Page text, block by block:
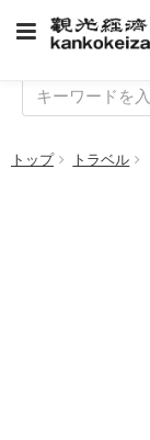
トップ トラベル